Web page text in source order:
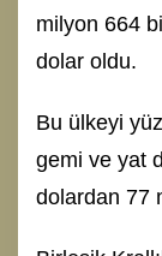
milyon 664
dolar oldu.
Bu ülkeyi
gemi ve yat
dolardan 77